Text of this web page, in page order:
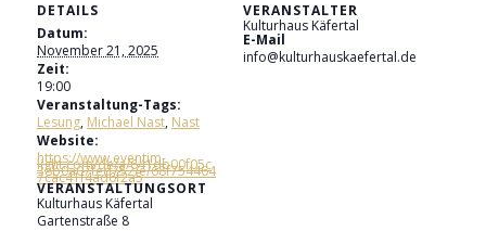
DETAILS
Datum:
November 21, 2025
Zeit:
19:00
Veranstaltung-Tags:
Lesung, Michael Nast, Nast
Website:
https://www.eventim-
light.com/de/a/641db00f05c
38b0a07fed752/e/68f754464
7cac41f4ad6f2a5
VERANSTALTUNGSORT
Kulturhaus Käfertal
Gartenstraße 8
VERANSTALTER
Kulturhaus Käfertal
E-Mail
info@kulturhauskaefertal.de